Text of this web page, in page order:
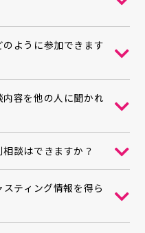
のように参加できます
内容を他の人に聞かれ
相談はできますか？
ティング情報を得ら